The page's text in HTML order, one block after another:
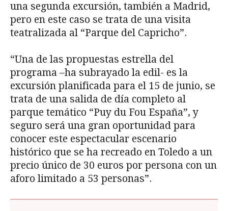
una segunda excursión, también a Madrid,
pero en este caso se trata de una visita
teatralizada al “Parque del Capricho”.
“Una de las propuestas estrella del
programa –ha subrayado la edil- es la
excursión planificada para el 15 de junio, se
trata de una salida de día completo al
parque temático “Puy du Fou España”, y
seguro será una gran oportunidad para
conocer este espectacular escenario
histórico que se ha recreado en Toledo a un
precio único de 30 euros por persona con un
aforo limitado a 53 personas”.